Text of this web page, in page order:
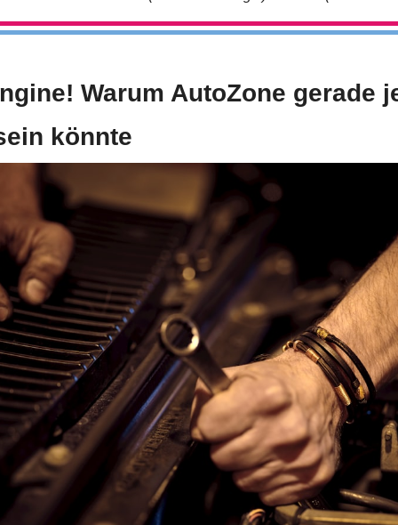
Warum AutoZone gerade
könnte